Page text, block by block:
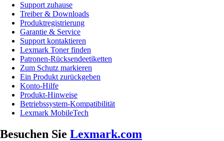
Support zuhause
Treiber & Downloads
Produktregistrierung
Garantie & Service
Support kontaktieren
Lexmark Toner finden
Patronen-Rücksendeetiketten
Zum Schutz markieren
Ein Produkt zurückgeben
Konto-Hilfe
Produkt-Hinweise
Betriebssystem-Kompatibilität
Lexmark MobileTech
Besuchen Sie Lexmark.com